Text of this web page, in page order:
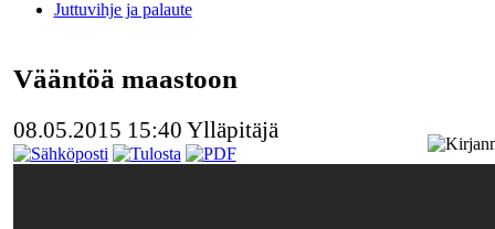
Juttuvihje ja palaute
Vääntöä maastoon
08.05.2015 15:40 Ylläpitäjä